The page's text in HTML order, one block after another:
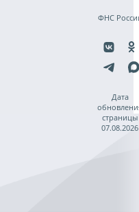
ФНС
Дата
страницы
07.08.2026